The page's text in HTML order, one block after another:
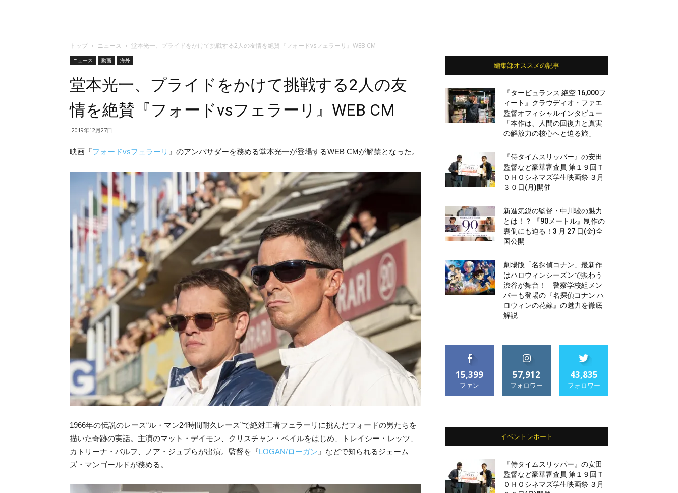
トップ ニュース 堂本光一、プライドをかけて挑戦する2人の友情を絶賛『フォードvsフェラーリ』WEB CM
ニュース 動画 海外
堂本光一、プライドをかけて挑戦する2人の友
情を絶賛『フォードvsフェラーリ』WEB CM
2019年12月27日
映画『フォードvsフェラーリ 』のアンバサダーを務める堂本光一が登場するWEB CMが解禁となった。
1966年の伝説のレース“ル・マン24時間耐久レース”で絶対王者フェラーリに挑んだフォードの男たちを
描いた奇跡の実話。主演のマット・デイモン、クリスチャン・ベイルをはじめ、トレイシー・レッツ、
カトリーナ・バルフ、ノア・ジュプらが出演。監督を『LOGAN/ローガン 』などで知られるジェーム
ズ・マンゴールドが務める。
編集部オススメの記事
『タービュランス 絶空 16,000フ
ィート』クラウディオ・ファエ
監督オフィシャルインタビュー
「本作は、人間の回復力と真実
の解放力の核心へと迫る旅」
『侍タイムスリッパー』の安田
監督など豪華審査員 第１９回Ｔ
ＯＨＯシネマズ学生映画祭 ３月
３０日(月)開催
新進気鋭の監督・中川駿の魅力
とは！？ 『90メートル』制作の
裏側にも迫る！3 月 27 日(金)全
国公開
劇場版「名探偵コナン」最新作
はハロウィンシーズンで賑わう
渋谷が舞台！ 警察学校組メン
バーも登場の『名探偵コナン ハ
ロウィンの花嫁』の魅力を徹底
解説
15,399
ファン
57,912
フォロワー
43,835
フォロワー
イベントレポート
『侍タイムスリッパー』の安田
監督など豪華審査員 第１９回Ｔ
ＯＨＯシネマズ学生映画祭 ３月